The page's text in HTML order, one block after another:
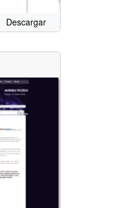
Descargar